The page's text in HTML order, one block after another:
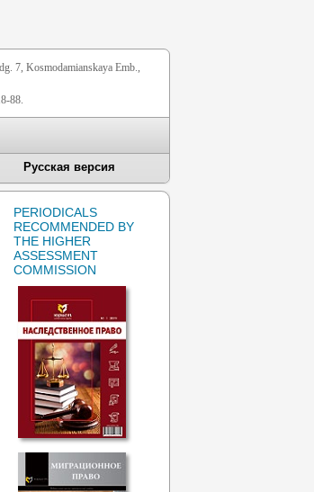
7, Kosmodamianskaya Emb.,
88.
Русская версия
PERIODICALS
RECOMMENDED BY
THE HIGHER
ASSESSMENT
COMMISSION